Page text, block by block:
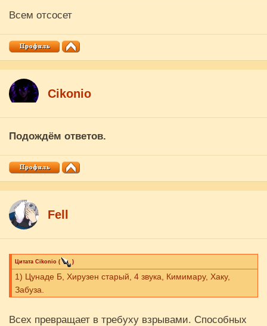
Всем отсосет
Cikоnio
Подождём ответов.
Fell
Цитата Cikоnio ( )
1) Цунаде Б, Хирузен старый, 4 звука, Кимимару, Хаку,
Забуза.
Всех превращает в требуху взрывами. Способных